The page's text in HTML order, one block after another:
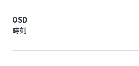
OSD
時刻